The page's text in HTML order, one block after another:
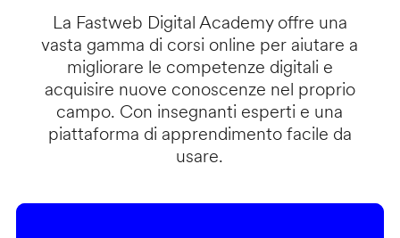
La Fastweb Digital Academy offre una
vasta gamma di corsi online per aiutare a
migliorare le competenze digitali e
acquisire nuove conoscenze nel proprio
campo. Con insegnanti esperti e una
piattaforma di apprendimento facile da
usare.